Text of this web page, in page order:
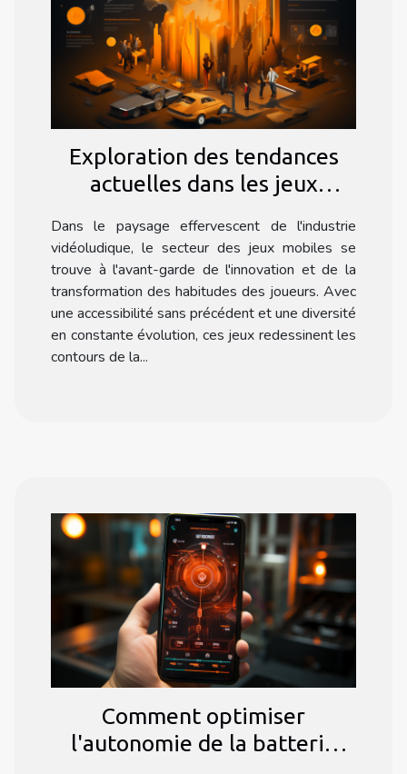
Exploration des tendances
actuelles dans les jeux
communauté des joueurs
Dans le paysage effervescent de l'industrie
vidéoludique, le secteur des jeux mobiles se
trouve à l'avant-garde de l'innovation et de la
transformation des habitudes des joueurs. Avec
une accessibilité sans précédent et une diversité
en constante évolution, ces jeux redessinent les
contours de la...
Comment optimiser
l'autonomie de la batterie